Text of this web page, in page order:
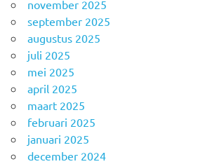
november 2025
september 2025
augustus 2025
juli 2025
mei 2025
april 2025
maart 2025
februari 2025
januari 2025
december 2024